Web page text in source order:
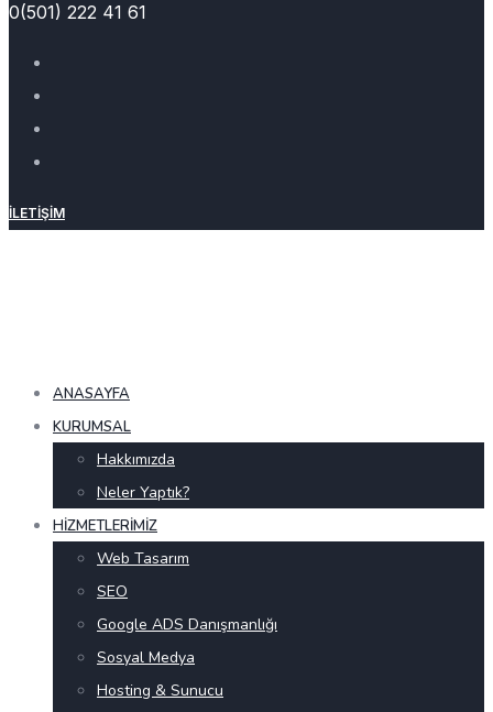
0(501) 222 41 61
İLETIŞIM
ANASAYFA
KURUMSAL
Hakkımızda
Neler Yaptık?
HIZMETLERIMIZ
Web Tasarım
SEO
Google ADS Danışmanlığı
Sosyal Medya
Hosting & Sunucu